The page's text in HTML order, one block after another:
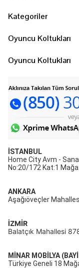
Kategoriler
Oyuncu Koltukları
Oyuncu Koltukları
İSTANBUL
Home City Avm -
No:20/172 Kat:1
ANKARA
Aşağıöveçler
İZMİR
Balatçık Mahallesi
MİNAR MOBİLYA
Türkiye Geneli 18